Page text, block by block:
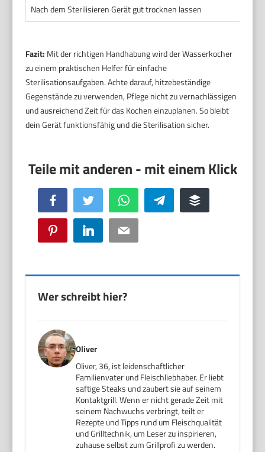
Nach dem Sterilisieren Gerät gut trocknen lassen
Fazit: Mit der richtigen Handhabung wird der Wasserkocher
zu einem praktischen Helfer für einfache
Sterilisationsaufgaben. Achte darauf, hitzebeständige
Gegenstände zu verwenden, Pflege nicht zu vernachlässigen
und ausreichend Zeit für das Kochen einzuplanen. So bleibt
dein Gerät funktionsfähig und die Sterilisation sicher.
Facebook Twitter WhatsApp Telegram Buffer
Pinterest LinkedIn Email
Wer schreibt hier?
Oliver
Oliver, 36, ist leidenschaftlicher
Familienvater und Fleischliebhaber. Er liebt
saftige Steaks und zaubert sie auf seinem
Kontaktgrill. Wenn er nicht gerade Zeit mit
seinem Nachwuchs verbringt, teilt er
Rezepte und Tipps rund um Fleischqualität
und Grilltechnik, um Leser zu inspirieren,
zuhause selbst zum Grillprofi zu werden.